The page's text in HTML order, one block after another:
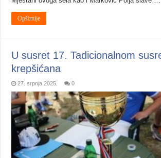
Opširnije
U susret 17. Tadicionalnom
krepšićana
27. srpnja 2025. 0